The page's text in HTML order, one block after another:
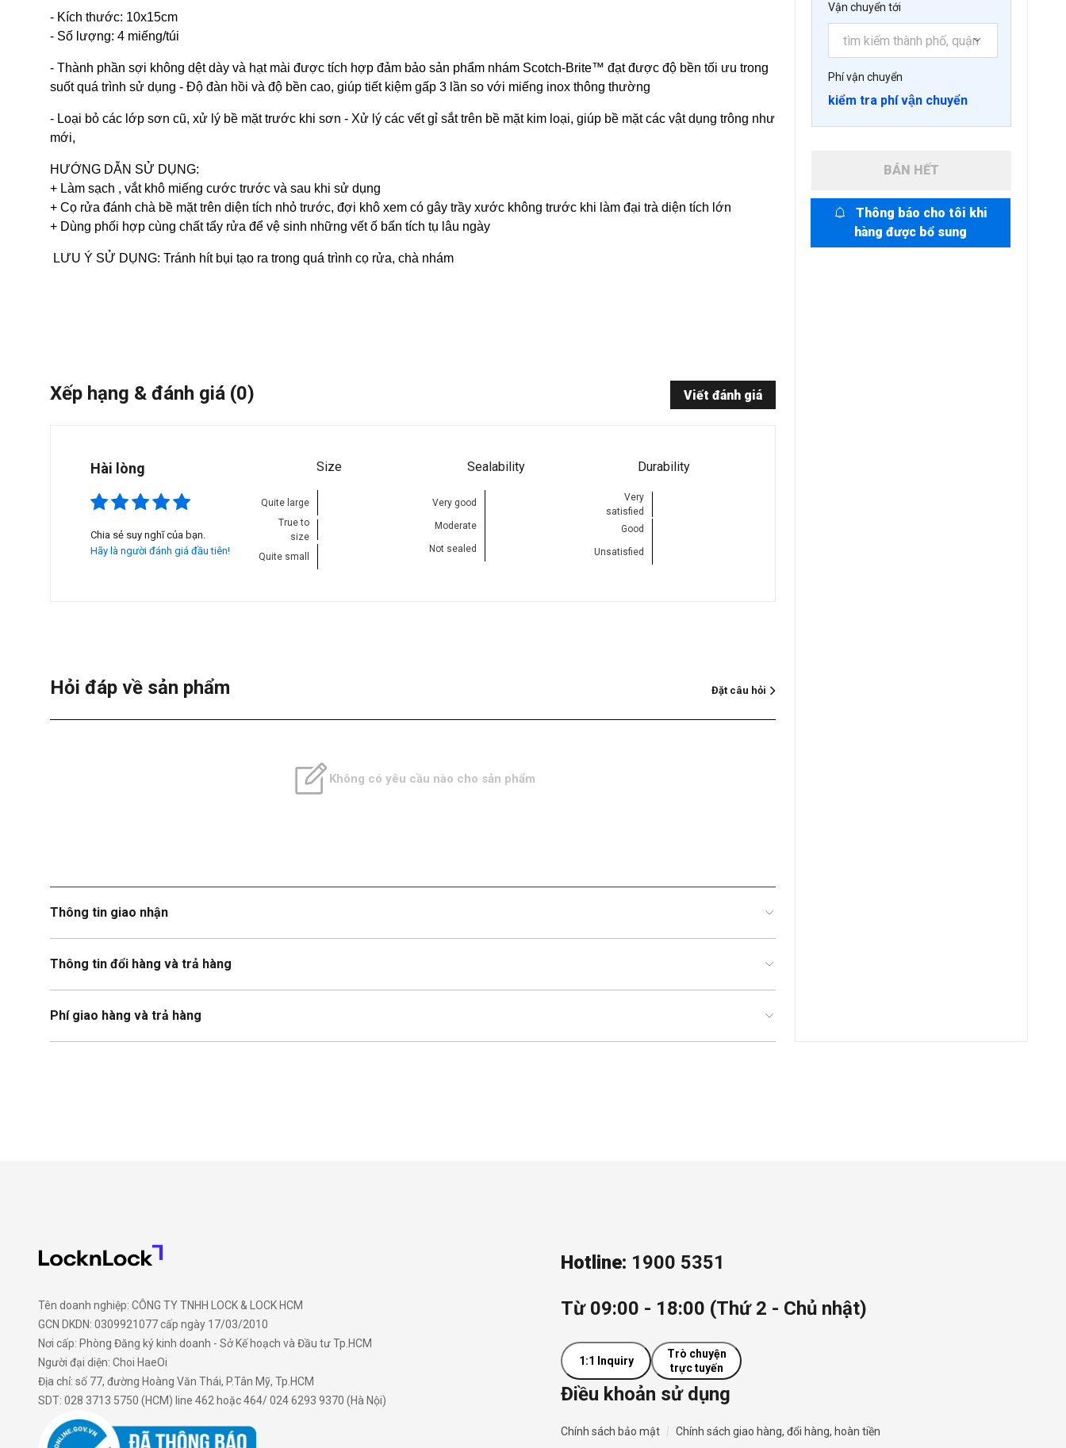
- Kích thước: 10x15cm
- Số lượng: 4 miếng/túi
- Thành phần sợi không dệt dày và hạt mài được tích hợp đảm bảo sản phẩm nhám Scotch-Brite™ đạt được độ bền tối ưu trong
suốt quá trình sử dụng - Độ đàn hồi và độ bền cao, giúp tiết kiệm gấp 3 lần so với miếng inox thông thường
- Loại bỏ các lớp sơn cũ, xử lý bề mặt trước khi sơn - Xử lý các vết gỉ sắt trên bề mặt kim loại, giúp bề mặt các vật dụng trông như
mới,
HƯỚNG DẪN SỬ DỤNG:
+ Làm sạch , vắt khô miếng cước trước và sau khi sử dụng
+ Cọ rửa đánh chà bề mặt trên diện tích nhỏ trước, đợi khô xem có gây trầy xước không trước khi làm đại trà diện tích lớn
+ Dùng phối hợp cùng chất tẩy rửa để vệ sinh những vết ố bẩn tích tụ lâu ngày
LƯU Ý SỬ DỤNG: Tránh hít bụi tạo ra trong quá trình cọ rửa, chà nhám
Xếp hạng & đánh giá (0) Viết đánh giá
Hài lòng
Chia sẻ suy nghĩ của bạn.
Hãy là người đánh giá đầu tiên!
Size
Quite large
True to
size
Quite small
Sealability
Very good
Moderate
Not sealed
Durability
Very
satisfied
Good
Unsatisfied
Hỏi đáp về sản phẩm Đặt câu hỏi
Không có yêu cầu nào cho sản phẩm
Thông tin giao nhận
Thông tin đổi hàng và trả hàng
Phí giao hàng và trả hàng
Vận chuyển tới
Phí vận chuyển
kiểm tra phí vận chuyển
BÁN HẾT
hàng được bổ sung
Tên doanh nghiệp: CÔNG TY TNHH LOCK & LOCK HCM
GCN DKDN: 0309921077 cấp ngày 17/03/2010
Nơi cấp: Phòng Đăng ký kinh doanh - Sở Kế hoạch và Đầu tư Tp.HCM
Người đại diện: Choi HaeOi
Địa chỉ: số 77, đường Hoàng Văn Thái, P.Tân Mỹ, Tp.HCM
SDT: 028 3713 5750 (HCM) line 462 hoặc 464/ 024 6293 9370 (Hà Nội)
Hotline: 1900 5351
Từ 09:00 - 18:00 (Thứ 2 - Chủ nhật)
1:1 Inquiry
Trò chuyện
trực tuyến
Điều khoản sử dụng
Chính sách bảo mật | Chính sách giao hàng, đổi hàng, hoàn tiền